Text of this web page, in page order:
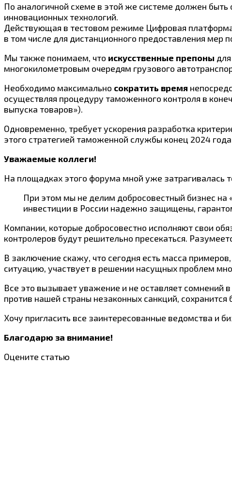
По аналогичной схеме в этой же системе должен
инновационных технологий.
Действующая в тестовом режиме Цифровая
в том числе для дистанционного предоставления
Мы также понимаем, что искусственные препоны
многокилометровым очередям грузового
Необходимо максимально сократить время
осуществляя процедуру таможенного контроля в
выпуска товаров»).
Одновременно, требует ускорения разработка
этого стратегией таможенной службы конец 2024 года
Уважаемые коллеги!
На площадках этого форума мной уже затрагивалась
При этом мы не делим добросовестный бизнес на
инвестиции в России надежно защищены,
Компании, которые добросовестно исполняют свои
контролеров будут решительно пресекаться.
В заключение скажу, что сегодня есть масса
ситуацию, участвует в решении насущных проблем
Все это вызывает уважение и не оставляет сомнений
против нашей страны незаконных санкций,
Хочу пригласить все заинтересованные ведомства и
Благодарю за внимание!
Оцените статью